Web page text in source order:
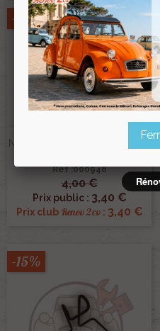
Necessaire De Reparation Pour
Ref :000948
4,00 €
Prix public : 3,40 €
Prix club Renov 2cv: 3,40 €
-15%
-15%